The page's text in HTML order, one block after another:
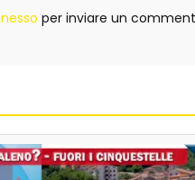
per inviare un